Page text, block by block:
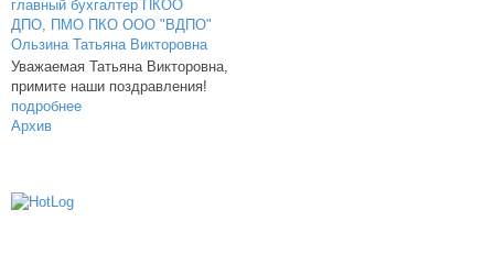
Уважаемая Татьяна Викторовна,
примите наши поздравления!
подробнее
Архив